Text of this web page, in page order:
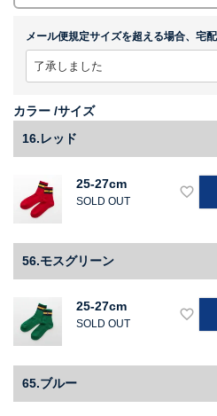
メール便規定サイズを超える場合、宅
カラー サイズ
16.レッド
25-27cm
SOLD OUT
56.モスグリーン
25-27cm
SOLD OUT
65.ブルー